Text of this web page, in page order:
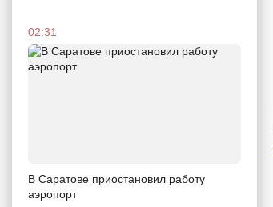
02:31
В Саратове приостановил работу
аэропорт